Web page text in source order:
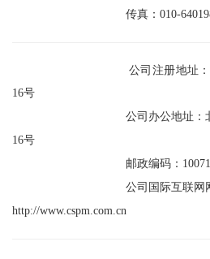
传真： 010-
公司注册地址
16号
公司办公地址：
16号
邮政编码：
公司国际互联网网
http://www.cspm.com.cn